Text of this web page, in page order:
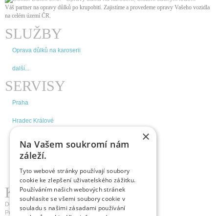
Váš partner na opravy důlků po krupobití. Zajistíme a provedeme opravy Vašeho vozidla
na celém území ČR.
SLUŽBY
Oprava důlků na karoserii
další...
SERVISY
Praha
Hradec Králové
České Budějovice
další...
KDE NÁS NAJDETE
Doktor Důlek s.r.o.
Pospíšilova 1236/18a
×
Na Vašem soukromí nám
záleží.
Tyto webové stránky používají soubory
cookie ke zlepšení uživatelského zážitku.
Používáním našich webových stránek
souhlasíte se všemi soubory cookie v
souladu s našimi zásadami používání